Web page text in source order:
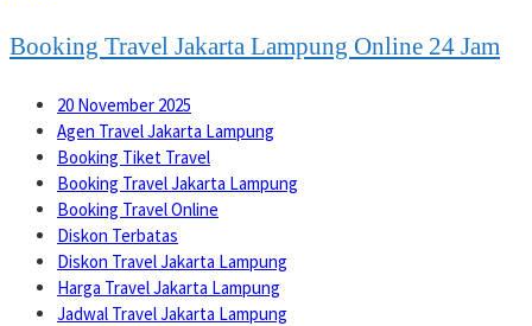
Booking Travel Jakarta Lampung Online 24 Jam
20 November 2025
Agen Travel Jakarta Lampung
Booking Tiket Travel
Booking Travel Jakarta Lampung
Booking Travel Online
Diskon Terbatas
Diskon Travel Jakarta Lampung
Harga Travel Jakarta Lampung
Jadwal Travel Jakarta Lampung